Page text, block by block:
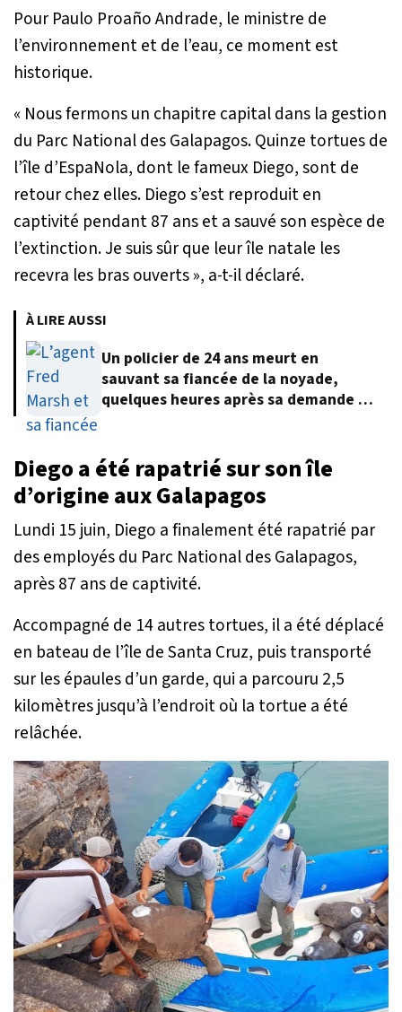
Pour Paulo Proaño Andrade, le ministre de
l’environnement et de l’eau, ce moment est
historique.
« Nous fermons un chapitre capital dans la gestion
du Parc National des Galapagos. Quinze tortues de
l’île d’EspaNola, dont le fameux Diego, sont de
retour chez elles. Diego s’est reproduit en
captivité pendant 87 ans et a sauvé son espèce de
l’extinction. Je suis sûr que leur île natale les
recevra les bras ouverts », a-t-il déclaré.
À LIRE AUSSI
Un policier de 24 ans meurt en
sauvant sa fiancée de la noyade,
quelques heures après sa demande en
Diego a été rapatrié sur son île
d’origine aux Galapagos
Lundi 15 juin, Diego a finalement été rapatrié par
des employés du Parc National des Galapagos,
après 87 ans de captivité.
Accompagné de 14 autres tortues, il a été déplacé
en bateau de l’île de Santa Cruz, puis transporté
sur les épaules d’un garde, qui a parcouru 2,5
kilomètres jusqu’à l’endroit où la tortue a été
relâchée.